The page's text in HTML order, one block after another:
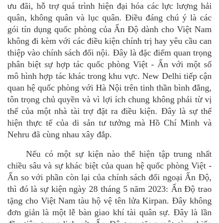
ưu đãi, hỗ trợquátrình hiện đại hóa các lực lượng hải
quân, không quân và lục quân. Điều đáng chú ý là các
gói tín dụng quốc phòng của Ấn Độ dành cho Việt Nam
không đi kèm với các điều kiện chính trị hay yêu cầu can
thiệp vào chính sách đối nội. Đây là đặc điểm quan trọng
phân biệt sự hợp tác quốc phòng Việt - Ấn với một số
mô hình hợp tác khác trong khu vực. New Delhi tiếp cận
quan hệ quốc phòng với Hà Nội trên tinh thần bình đẳng,
tôn trọng chủ quyền và vì lợi ích chung không phải từ vị
thế của một nhà tài trợ đặt ra điều kiện. Đây là sự thể
hiện thực tế của di sản tư tưởng mà Hồ Chí Minh và
Nehru đã cùng nhau xây đắp.
Nếu có một sự kiện nào thể hiện tập trung nhất
chiều sâu và sự khác biệt của quan hệquốc phòng Việt -
Ấn so với phần còn lại của chính sách đối ngoại Ấn Độ,
thì đó là sự kiện ngày 28 tháng 5 năm 2023: Ấn Độ trao
tặng cho Việt Nam tàu hộ vệ tên lửa Kirpan. Đây không
đơn giản là một lễ bàn giao khí tài quân sự. Đây là lần